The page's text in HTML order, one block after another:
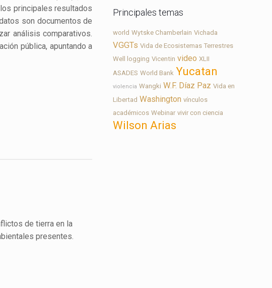
principales resultados
son documentos de
análisis comparativos.
pública, apuntando a
de tierra en la
presentes.
Principales temas
world Wytske Chamberlain Vichada
VGGTs Vida de Ecosistemas Terrestres
Well logging Vicentin video XLII
ASADES World Bank Yucatan
violencia Wangki W.F. Díaz Paz Vida en
Libertad Washington vínculos
académicos Webinar vivir con ciencia
Wilson Arias